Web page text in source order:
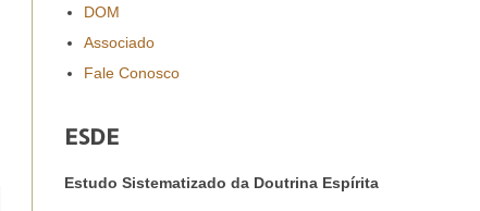
DOM
Associado
Fale Conosco
ESDE
Estudo Sistematizado da Doutrina Espírita